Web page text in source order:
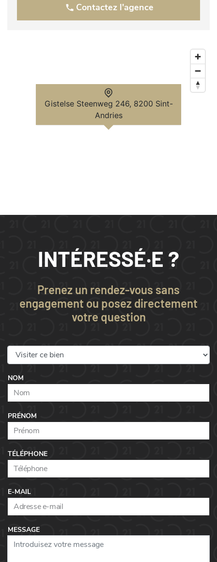
Contactez l'agence
Gistelse Steenweg 246, 8200 Sint-
Andries
INTÉRESSÉ·E ?
Prenez un rendez-vous sans
engagement ou posez directement
votre question
NOM
PRÉNOM
TÉLÉPHONE
E-MAIL
MESSAGE